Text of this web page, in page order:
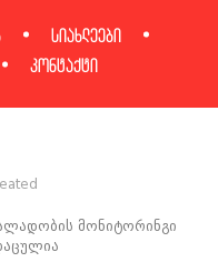
სიახლეები
კონტაქტი
მონიტორინგი